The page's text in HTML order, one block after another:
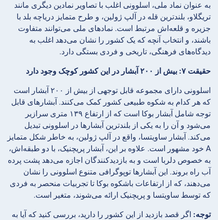
به عنوان نماد ملی، اسلوونی اغلب با تصاویر نمادین دیگری مانند
تریگلاو، بلندترین قله در آلپ ژولین، و طرح متمایز دریاچه بلد با
جزیره و قلعه‌اش مرتبط است. نمادهای ملی می‌توانند متفاوت
باشند، و انتخاب آنچه که یک کشور را نشان می‌دهد اغلب به
دیدگاه‌های فرهنگی، تاریخی و فردی بستگی دارد.
حقیقت ۷: بیش از ۲۰۰ آبشار در این کشور کوچک وجود دارد
اسلوونی دارای مجموعه قابل توجهی از بیش از ۲۰۰ آبشار است
که هر کدام به شکوه طبیعی کشور کمک می‌کنند. آبشارهای قابل
توجه شامل آبشار بوکا است که از ارتفاع ۱۳۹ متری سرازیر
می‌شود و آن را به یکی از بلندترین آبشارها در اسلوونی تبدیل
می‌کند. آبشار ساویتسا، واقع در آلپ ژولین، به خاطر شکل متمایز
A خود مشهور است. علاوه بر این، آبشار پریچنیک، با دو طبقه‌اش،
به خصوص دلربا است و به بازدیدکنندگان اجازه می‌دهد پشت پرده
آب راه بروند. این آبشارها توپوگرافی متنوع اسلوونی را نشان
می‌دهند، که از ارتفاعات باشکوه بوکا تا تجربیات منحصر به فردی
که توسط ساویتسا و پریچنیک ارائه می‌شوند، متغیر است.
توجه: اگر قصد بازدید از این کشور را دارید، بررسی کنید که آیا به